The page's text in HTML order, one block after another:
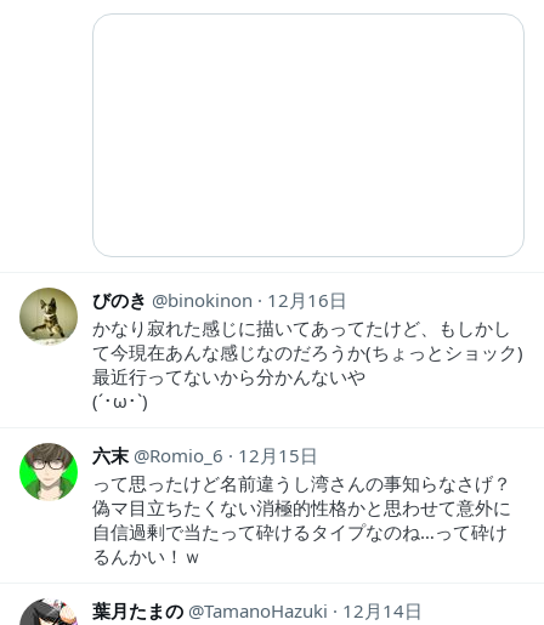
びのき binokinon
12月16日
かなり寂れた感じに描いてあってたけど、もしかし
て今現在あんな感じなのだろうか(ちょっとショック)
最近行ってないから分かんないや
(´･ω･`)
六末 Romio_6
12月15日
って思ったけど名前違うし湾さんの事知らなさげ？
偽マ目立ちたくない消極的性格かと思わせて意外に
自信過剰で当たって砕けるタイプなのね…って砕け
るんかい！ｗ
葉月たまの TamanoHazuki
12月14日